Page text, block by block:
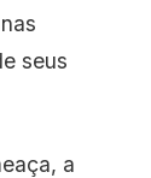
seus
a